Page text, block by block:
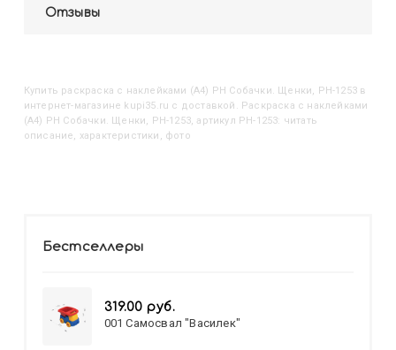
Отзывы
Купить Раскраска с наклейками (А4) РН Собачки. Щенки, РН-1253 в
интернет-магазине kupi35.ru с доставкой. Раскраска с наклейками
(А4) РН Собачки. Щенки, РН-1253, артикул РН-1253: читать
описание, характеристики, фото
Бестселлеры
319.00 руб.
001 Самосвал "Василек"